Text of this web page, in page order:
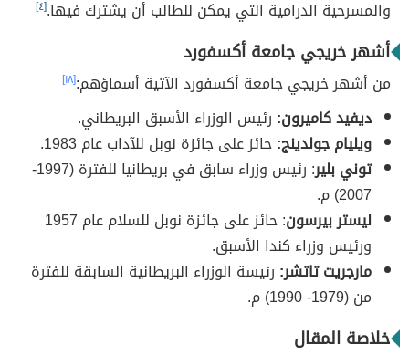
والمسرحية الدرامية التي يمكن للطالب أن يشترك فيها.[٤]
أشهر خريجي جامعة أكسفورد
من أشهر خريجي جامعة أكسفورد الآتية أسماؤهم:[١٨]
ديفيد كاميرون: رئيس الوزراء الأسبق البريطاني.
ويليام جولدينج:حائز على جائزة نوبل للآداب عام 1983.
توني بلير
: رئيس وزراء سابق في بريطانيا للفترة (1997-
2007) م.
ليستر بيرسون
: حائز على جائزة نوبل للسلام عام 1957
ورئيس وزراء كندا الأسبق.
مارجريت تاتشر: رئيسة الوزراء البريطانية السابقة للفترة
من (1979- 1990) م.
خلاصة المقال